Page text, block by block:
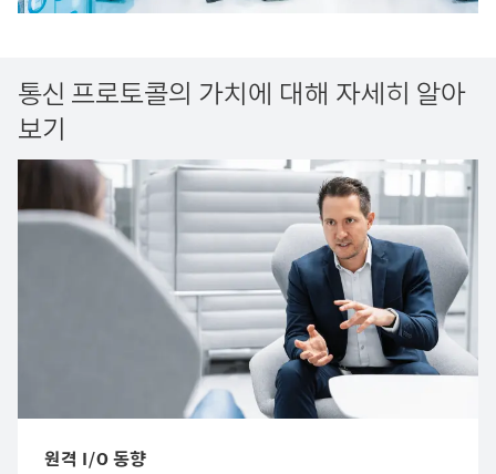
통신 프로토콜의 가치에 대해 자세히 알아
보기
원격 I/O 동향